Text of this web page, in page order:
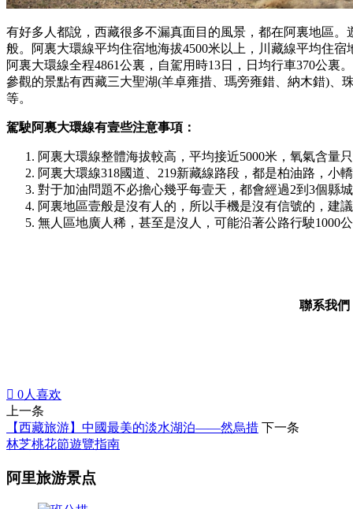
有好多人都說，西藏很多不漏真面目的風景，都在阿裏地區
般。阿裏大環線平均住宿地海拔4500米以上，川藏線平均住宿
阿裏大環線全程4861公裏，自駕用時13日，日均行車370公
參觀的景點有西藏三大聖湖(羊卓雍措、瑪旁雍錯、納木錯)、
等。
駕駛阿裏大環線有壹些注意事項：
阿裏大環線整體海拔較高，平均接近5000米，氧氣含量
阿裏大環線318國道、219新藏線路段，都是柏油路，小
對于加油問題不必擔心幾乎每壹天，都會經過2到3個縣
阿裏地區壹般是沒有人的，所以手機是沒有信號的，建
無人區地廣人稀，甚至是沒人，可能沿著公路行駛1000
聯系我們
 0人喜欢
上一条
【西藏旅游】中國最美的淡水湖泊——然烏措 下一条
林芝桃花節遊覽指南
阿里旅游景点